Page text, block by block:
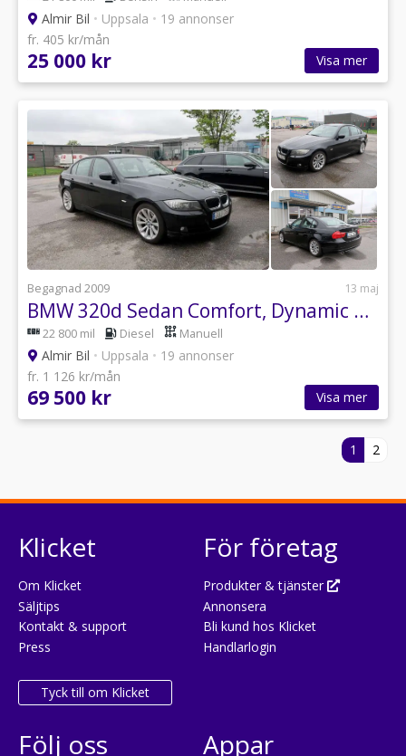
Almir Bil • Uppsala • 19 annonser
fr. 405 kr/mån
25 000 kr Visa mer
Begagnad 2009 13 maj
BMW 320d Sedan Comfort, Dynamic Euro 5
22 800 mil Diesel Manuell
Almir Bil • Uppsala • 19 annonser
fr. 1 126 kr/mån
69 500 kr Visa mer
1 2
Klicket
Om Klicket
Säljtips
Kontakt & support
Press
Tyck till om Klicket
För företag
Produkter & tjänster
Annonsera
Bli kund hos Klicket
Handlarlogin
Följ oss Appar